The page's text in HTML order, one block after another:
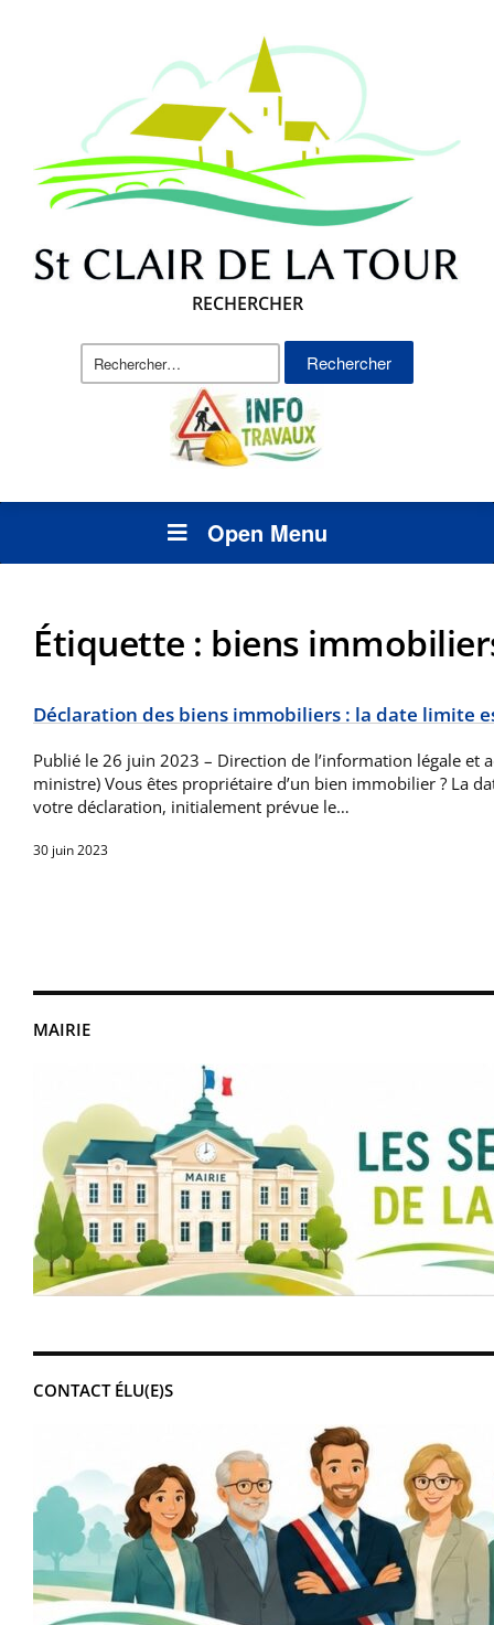
RECHERCHER
Rechercher :
Open Menu
MAIRIE
CONTACT ÉLU(E)S
Étiquette : biens
Déclaration des biens immobiliers : la date limite
Publié le 26 juin 2023 – Direction de l’information légale et
ministre) Vous êtes propriétaire d’un bien immobilier ? La
votre déclaration, initialement prévue le…
30 juin 2023